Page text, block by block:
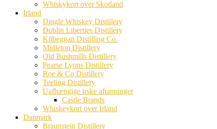
Whiskykort over Skotland
Irland
Dingle Whiskey Distillery
Dublin Liberties Distillery
Kilbeggan Distilling Co.
Midleton Distillery
Old Bushmills Distillery
Pearse Lyons Distillery
Roe & Co Distillery
Teeling Distillery
Uafhængige irske aftapninger
Castle Brands
Whiskeykort over Irland
Danmark
Braunstein Distillery